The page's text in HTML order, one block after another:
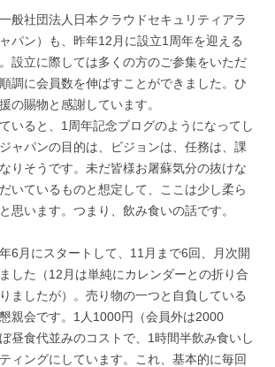
般社団法人日本クラウドセキュリティアラ
パン）も、昨年12月に設立1周年を迎える
設立に際しては多くの方のご参集をいただ
調に会員数を伸ばすことができました。ひ
の賜物と感謝しています。
いると、1周年記念ブログのようになってし
ャパンの目的は、ビジョンは、任務は、課
りそうです。未だ皆様お屠蘇気分の抜けな
いているものと想定して、ここは少し柔ら
思います。つまり、飲み食いの話です。
6月にスタートして、11月まで6回、月次開
した（12月は単純にカレンダーとの折り合
ましたが）。売り物の一つと自負している
親会です。1人1000円（会員外は2000
昼食代並みのコストで、1時間半飲み食いし
ィングにしています。これ、基本的に毎回